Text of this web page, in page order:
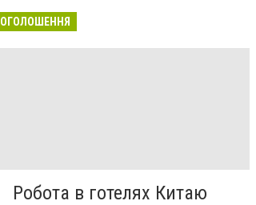
ОГОЛОШЕННЯ
Робота в готелях Китаю